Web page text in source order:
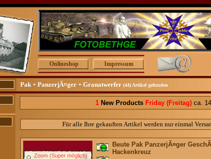
Onlineshop Impressum
Pak + PanzerjÃ¤ger + Granatwerfer (44) Artikel gefunden
1 New Products Friday (Freitag)ca.
Für alle Ihre gekauften Artikel werden nur einmal
Zoom (Super möglich)
Beute Pak PanzerjÃ¤ger
Hackenkreuz